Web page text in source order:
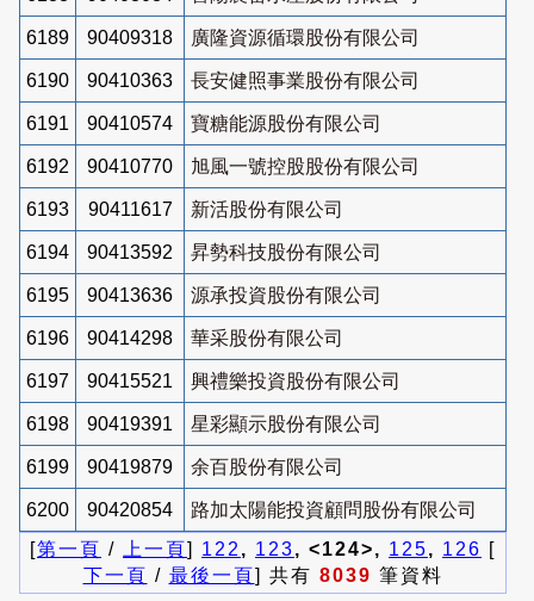
6189 90409318 廣隆資源循環股份有限公司
6190 90410363 長安健照事業股份有限公司
6191 90410574 寶糖能源股份有限公司
6192 90410770 旭風一號控股股份有限公司
6193 90411617 新活股份有限公司
6194 90413592 昇勢科技股份有限公司
6195 90413636 源承投資股份有限公司
6196 90414298 華采股份有限公司
6197 90415521 興禮樂投資股份有限公司
6198 90419391 星彩顯示股份有限公司
6199 90419879 余百股份有限公司
6200 90420854
路加太陽能投資顧問股份有限公司
[第一頁 / 上一頁] 122 , 123, <124>, 125, 126 [
下一頁 / 最後一頁] 共有 8039 筆資料